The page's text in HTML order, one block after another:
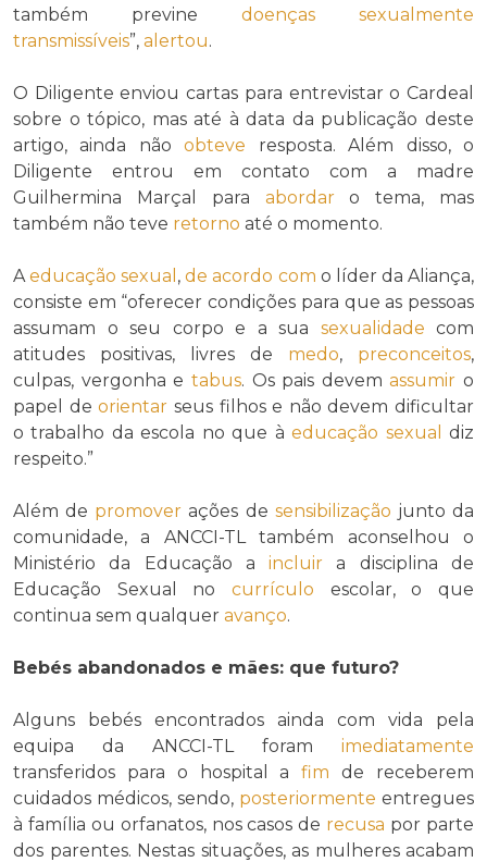
também previne doenças sexualmente
transmissíveis”, alertou.
O Diligente enviou cartas para entrevistar o Cardeal
sobre o tópico, mas até à data da publicação deste
artigo, ainda nãoobteve resposta. Além disso, o
Diligente entrou em contato com a madre
Guilhermina Marçal para abordaro tema, mas
também não teve retorno até o momento.
Aeducação sexual ,de acordo com o líder da Aliança,
consiste em “oferecer condições para que as pessoas
assumam o seu corpo e a sua sexualidade com
atitudes positivas, livres de medo, preconceitos,
culpas, vergonha e tabus. Os pais devemassumir o
papel deorientar seus filhos e não devem dificultar
o trabalho da escola no que àeducação sexual
diz
respeito.”
Além de promover ações de sensibilização junto da
comunidade, a ANCCI-TL também aconselhou o
Ministério da Educação aincluir a disciplina de
Educação Sexual no currículo escolar, o que
continua sem qualquer avanço.
Bebés abandonados e mães: que futuro?
Alguns bebés encontrados ainda com vida pela
equipa da ANCCI-TL foram imediatamente
transferidos para o hospital afim de receberem
cuidados médicos, sendo, posteriormente entregues
à família ou orfanatos, nos casos de recusa por parte
dos parentes. Nestas situações, as mulheres acabam